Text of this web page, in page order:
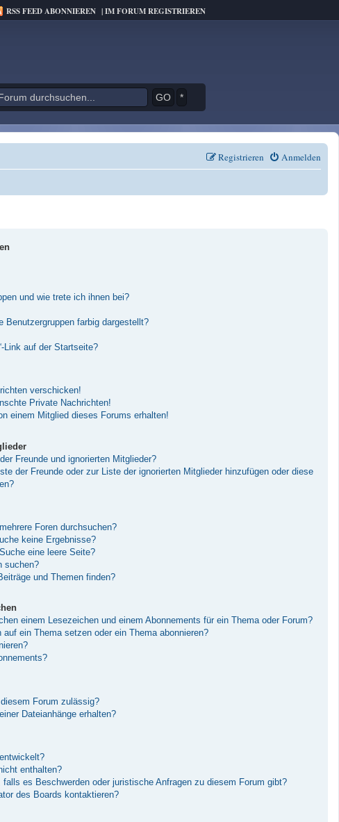
RSS FEED ABONNIEREN |IM FORUM REGISTRIEREN
*
Anmelden
Registrieren
und wie trete ich ihnen bei?
Benutzergruppen farbig dargestellt?
Link auf der Startseite?
verschicken!
Private Nachrichten!
einem Mitglied dieses Forums erhalten!
Freunde und ignorierten Mitglieder?
der Freunde oder zur Liste der ignorierten Mitglieder hinzufügen oder diese
Foren durchsuchen?
keine Ergebnisse?
eine leere Seite?
suchen?
und Themen finden?
einem Lesezeichen und einem Abonnements für ein Thema oder Forum?
ein Thema setzen oder ein Thema abonnieren?
Forum zulässig?
Dateianhänge erhalten?
enthalten?
es Beschwerden oder juristische Anfragen zu diesem Forum gibt?
des Boards kontaktieren?